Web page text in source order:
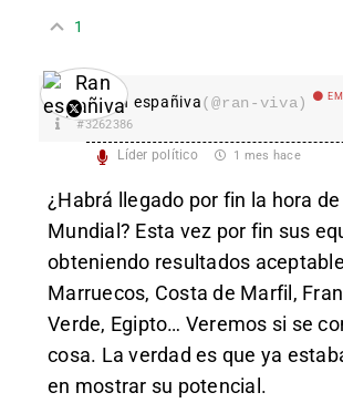
1
Ran españiva(@ran-viva)
#3262386
Líder político 1 mes hace
¿Habrá llegado por fin la hora
Mundial? Esta vez por fin sus
obteniendo resultados
Marruecos, Costa de Marfil,
Verde, Egipto… Veremos si se
cosa. La verdad es que ya
en mostrar su potencial.